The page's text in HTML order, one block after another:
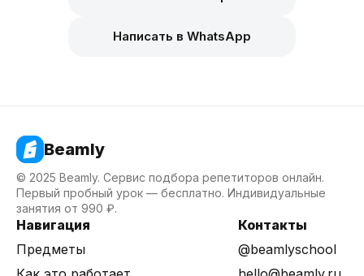
Написать в WhatsApp
Beamly
© 2025 Beamly. Сервис подбора репетиторов онлайн.
Первый пробный урок — бесплатно. Индивидуальные
занятия от 990 ₽.
Навигация
Предметы
Контакты
@beamlyschool